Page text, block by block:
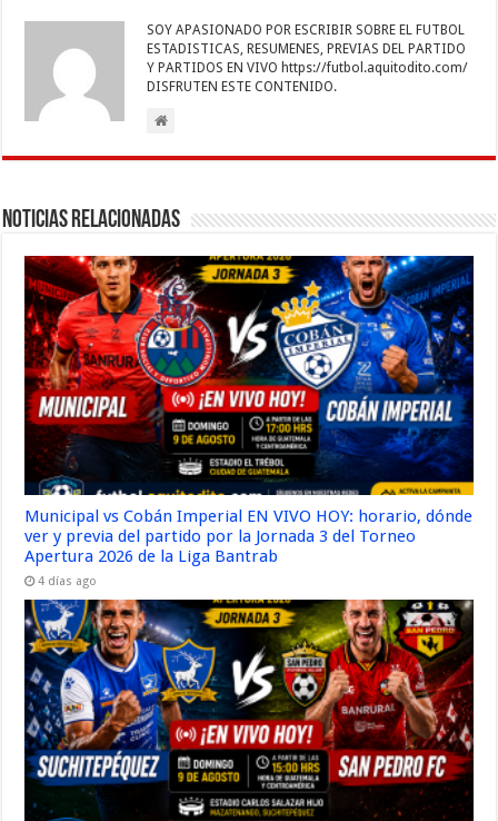
SOY APASIONADO POR ESCRIBIR SOBRE EL FUTBOL
ESTADISTICAS, RESUMENES, PREVIAS DEL PARTIDO
Y PARTIDOS EN VIVO https://futbol.aquitodito.com/
DISFRUTEN ESTE CONTENIDO.
Noticias Relacionadas
Municipal vs Cobán Imperial EN VIVO HOY: horario, dónde
ver y previa del partido por la Jornada 3 del Torneo
Apertura 2026 de la Liga Bantrab
4 días ago